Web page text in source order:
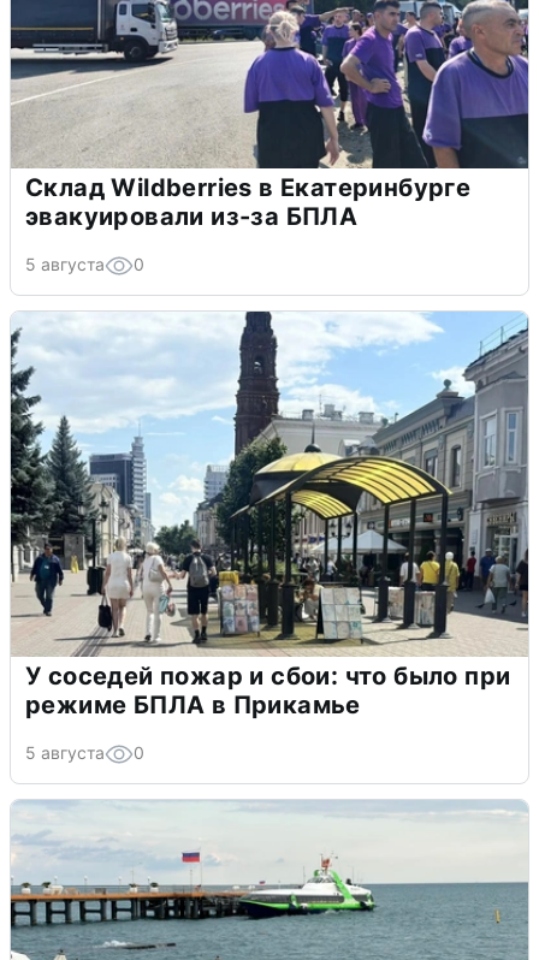
Склад Wildberries в Екатеринбурге
эвакуировали из-за БПЛА
5 августа 0
У соседей пожар и сбои: что было при
режиме БПЛА в Прикамье
5 августа 0